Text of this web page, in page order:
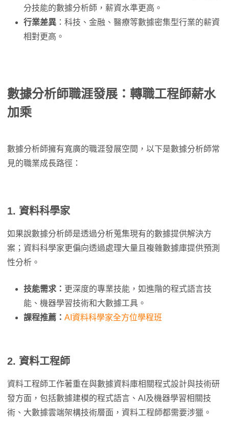
分技能的數據分析師，薪資水準更高。
行業差異 ：科技、金融、醫療等數據密集型行業的薪資
相對更高。
數據分析師職涯發展：轉職工程師薪水
加乘
數據分析師擁有寬廣的職涯發展空間，以下是數據分析師常
見的職業成長路徑：
1. 資料科學家
如果說數據分析師是透過分析蒐集現有的數據提供解決方
案；資料科學家更偏向透過處理大量且複雜數據庫提供預測
性分析。
技能需求： 更深度的專業技能，如進階的程式語言技
能、機器學習技術和大數據工具。
課程推薦： AI資料科學家全方位學程班
2. 資料工程師
資料工程師工作著重在與數據資料庫相關程式設計與技術研
發方面，包括數據建模的程式語言、AI及機器學習相關技
術、大數據雲端架構技術層面，資料工程師都需要涉獵。